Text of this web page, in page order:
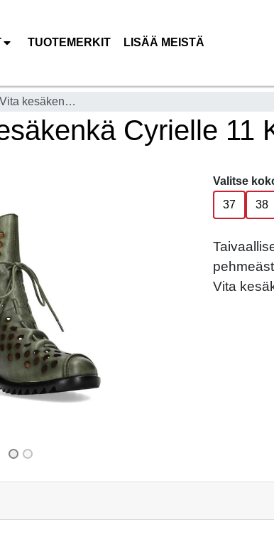
TUOTEMERKIT LISÄÄ MEISTÄ
Laura Vita kesäkenkä Cyrielle 11 Kaki ihana vihreä hauskat nauhat
Cyrielle 11
Valitse
37
38
Vita